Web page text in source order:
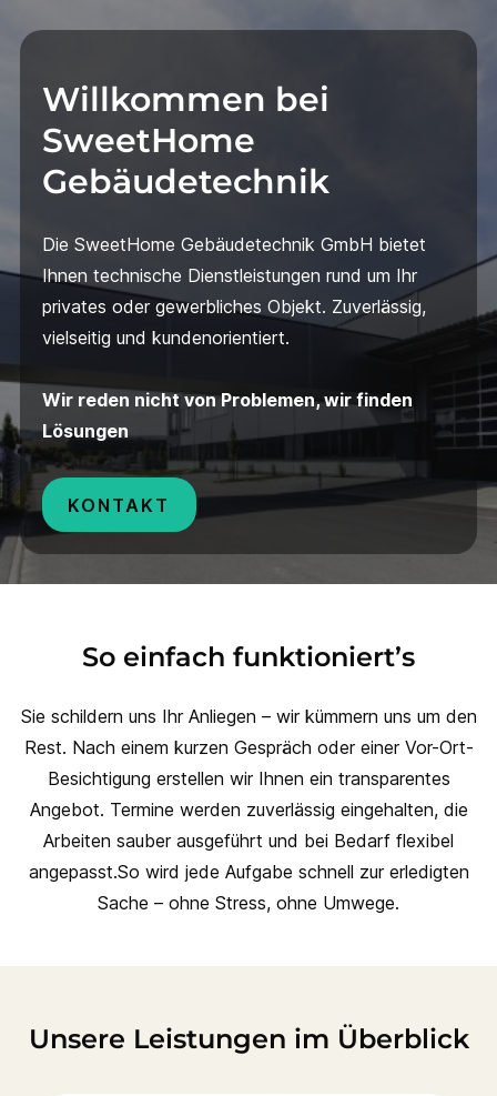
Willkommen bei
SweetHome
Gebäudetechnik
Die SweetHome Gebäudetechnik GmbH bietet
Ihnen technische Dienstleistungen rund um Ihr
privates oder gewerbliches Objekt. Zuverlässig,
vielseitig und kundenorientiert.
Wir reden nicht von Problemen, wir finden
Lösungen
KONTAKT
So einfach funktioniert’s
Sie schildern uns Ihr Anliegen – wir kümmern uns um den
Rest. Nach einem kurzen Gespräch oder einer Vor-Ort-
Besichtigung erstellen wir Ihnen ein transparentes
Angebot. Termine werden zuverlässig eingehalten, die
Arbeiten sauber ausgeführt und bei Bedarf flexibel
angepasst.So wird jede Aufgabe schnell zur erledigten
Sache – ohne Stress, ohne Umwege.
Unsere Leistungen im Überblick